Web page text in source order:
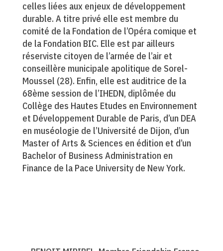
celles liées aux enjeux de développement
durable. A titre privé elle est membre du
comité de la Fondation de l’Opéra comique et
de la Fondation BIC. Elle est par ailleurs
réserviste citoyen de l’armée de l’air et
conseillère municipale apolitique de Sorel-
Moussel (28). Enfin, elle est auditrice de la
68ème session de l’IHEDN, diplômée du
Collège des Hautes Etudes en Environnement
et Développement Durable de Paris, d’un DEA
en muséologie de l’Université de Dijon, d’un
Master of Arts & Sciences en édition et d’un
Bachelor of Business Administration en
Finance de la Pace University de New York.